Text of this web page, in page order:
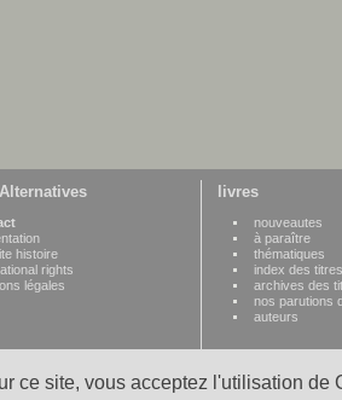
ce site, vous acceptez l'utilisation
histoire
rights
légales
livres
nouveautes
à paraître
thématiques
index des titres
archives des
nos parutions
auteurs